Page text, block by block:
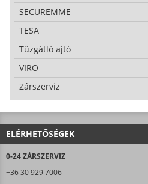
SECUREMME
TESA
Tűzgátló ajtó
VIRO
Zárszerviz
ELÉRHETŐSÉGEK
0-24 ZÁRSZERVIZ
+36 30 929 7006